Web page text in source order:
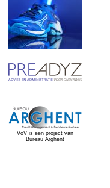
VoV is een project van
Bureau Arghent